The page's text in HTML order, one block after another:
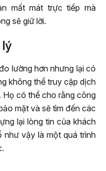
mất mát trực tiếp mà
sẽ giữ lời.
lý
lường hơn nhưng lại có
không thể truy cập dịch
Họ có thể cho rằng công
mật và sẽ tìm đến các
lại lòng tin của khách
vậy là một quá trình